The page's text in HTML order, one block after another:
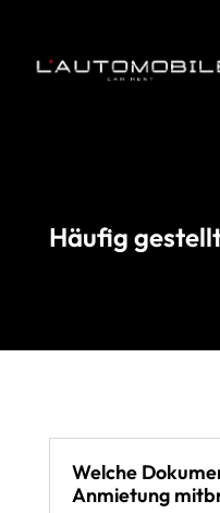
Häufig
Welche
Anmietung